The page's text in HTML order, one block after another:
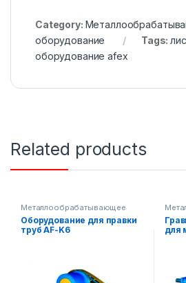
Category:
оборудование
Tags:
оборудование afex
Related products
Металлообрабатывающее
оборудование
Оборудование для правки
труб AF-K6
для